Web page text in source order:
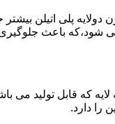
دولایه پلی اتیلن
باعث
را دارد.